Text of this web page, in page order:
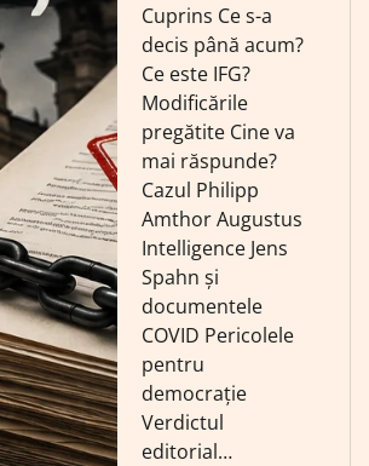
Cuprins Ce s-a
decis până acum?
Ce este IFG?
Modificările
pregătite Cine va
mai răspunde?
Cazul Philipp
Amthor Augustus
Intelligence Jens
Spahn și
documentele
COVID Pericolele
pentru
democrație
Verdictul
editorial…